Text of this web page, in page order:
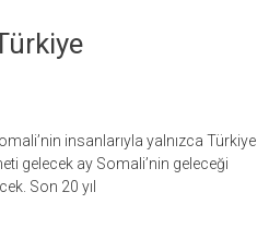
insanlarıyla yalnızca Türkiye
gelecek ay Somali’nin geleceği
Son 20 yıl